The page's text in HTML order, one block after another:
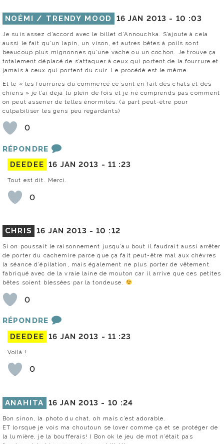
NOÉMI / TRENDY MOOD 16 JAN 2013 - 10 :03
Je suis assez d’accord avec le billet d’Annouchka. S’ajoute à cela
aussi le fait qu’un lapin, un vison, et autres bêtes à poils sont
beaucoup plus mignonnes qu’une vache ou un cochon. Je trouve ça
totalement déplacé de s’attaquer à ceux qui portent de la fourrure et
jamais à ceux qui portent du cuir. Le procédé est le même.
Et le « les fourrures du commerce ce sont en fait des chats et des
chiens » je l’ai déjà lu plein de fois et je ne comprends pas comment
on peut assener de telles énormités. (à part peut-être pour
culpabiliser les gens peu regardants)
0
RÉPONDRE
DEEDEE 16 JAN 2013 - 11 :23
Tout est dit. Merci.
0
CHRIS 16 JAN 2013 -10 :12
Si on poussait le raisonnement jusqu’au bout il faudrait aussi arrêter
de porter du cachemire parce que ça fait peut-être mal aux chèvres
la séance d’épilation, mais également ne plus porter de vêtement
fabriqué avec de la vraie laine de mouton car il arrive que ces petites
bêtes soient blessées par la tondeuse.
0
RÉPONDRE
DEEDEE 16 JAN 2013 - 11 :23
Voilà !
0
ANAHITA 16 JAN 2013 - 10 :24
Bon sinon, la photo du chat, oh mais c’est adorable.
ET lorsque je vois ma choutoun se lover comme ça et se protéger de
la lumière, je la boufferais! ( Bon ok le jeu de mot n’était pas